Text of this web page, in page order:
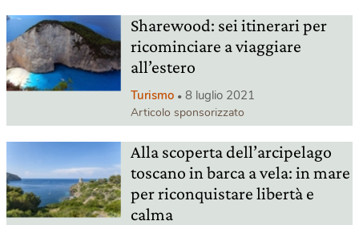
Sharewood: sei itinerari per
ricominciare a viaggiare
all’estero
Turismo 8 luglio 2021
Articolo sponsorizzato
Alla scoperta dell’arcipelago
toscano in barca a vela: in mare
per riconquistare libertà e
calma